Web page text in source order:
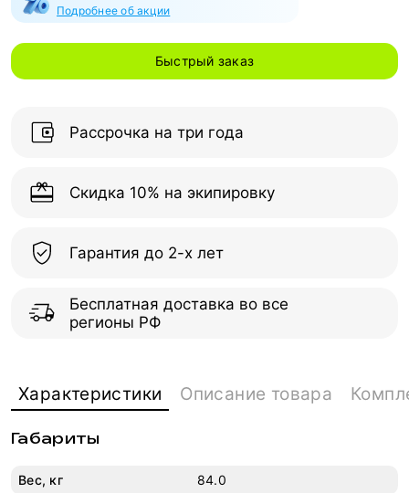
Подробнее об акции
Быстрый заказ
Рассрочка на три года
Скидка 10% на экипировку
Гарантия до 2-х лет
Бесплатная доставка во все
регионы РФ
Характеристики Описание товара
Габариты
Вес, кг
84.0